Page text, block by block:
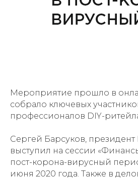
Мероприятие прошло в
собрало ключевых
профессионалов DIY-
Сергей Барсуков,
выступил на сессии
пост-корона-вирусный
июня 2020 года. Также в